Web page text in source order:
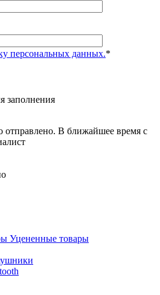
персональных данных.*
заполнения
В ближайшее время с
Уцененные товары